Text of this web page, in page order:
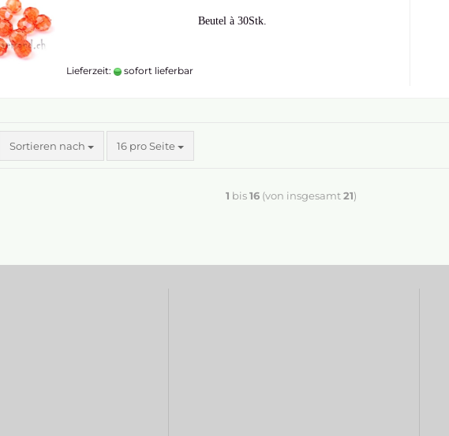
Beutel à 30Stk.
Lieferzeit: sofort lieferbar
Sortieren nach 16 pro Seite
1 bis16 (von insgesamt21)